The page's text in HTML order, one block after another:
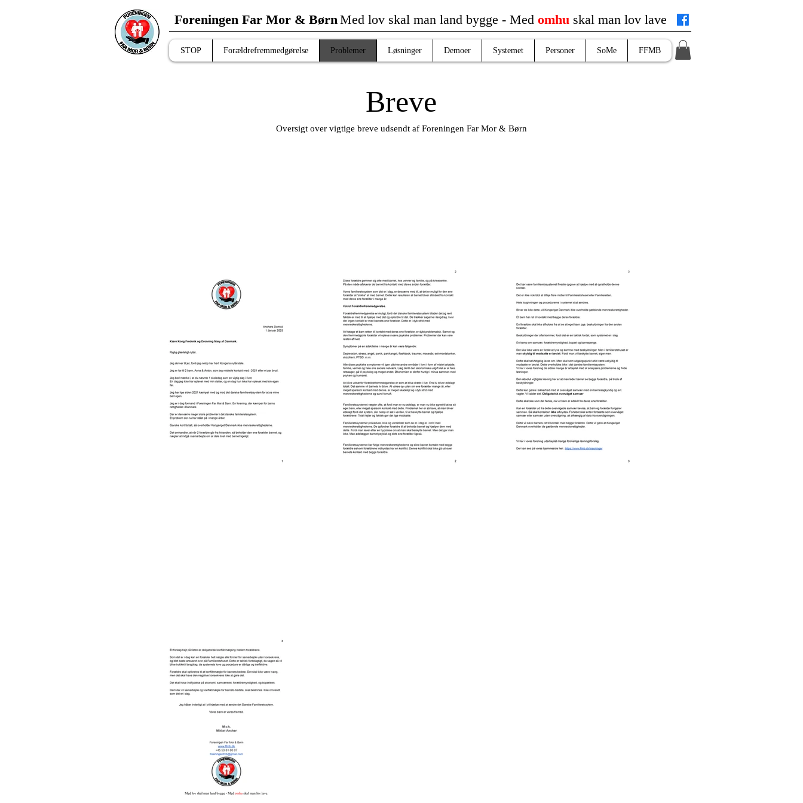
Foreningen Far Mor & BørnMed lov skal man land bygge - Med omhu skal man lov lave
STOP Forældrefremmedgørelse Problemer Løsninger Demoer Systemet Personer SoMe FFMB
Breve
Oversigt over vigtige breve udsendt af Foreningen Far Mor & Børn